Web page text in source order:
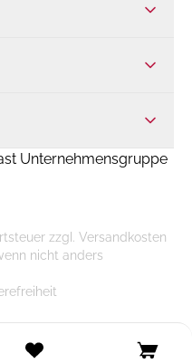
Unternehmensgruppe
zzgl. Versandkosten
nicht anders